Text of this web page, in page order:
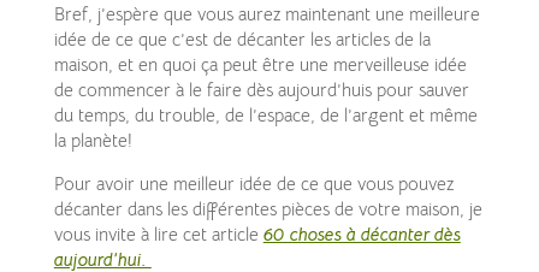
Bref, j’espère que vous aurez maintenant une meilleure
idée de ce que c’est de décanter les articles de la
maison, et en quoi ça peut être une merveilleuse idée
de commencer à le faire dès aujourd’huis pour sauver
du temps, du trouble, de l’espace, de l’argent et même
la planète!
Pour avoir une meilleur idée de ce que vous pouvez
décanter dans les différentes pièces de votre maison, je
vous invite à lire cet article 60 choses à décanter dès
aujourd’hui.